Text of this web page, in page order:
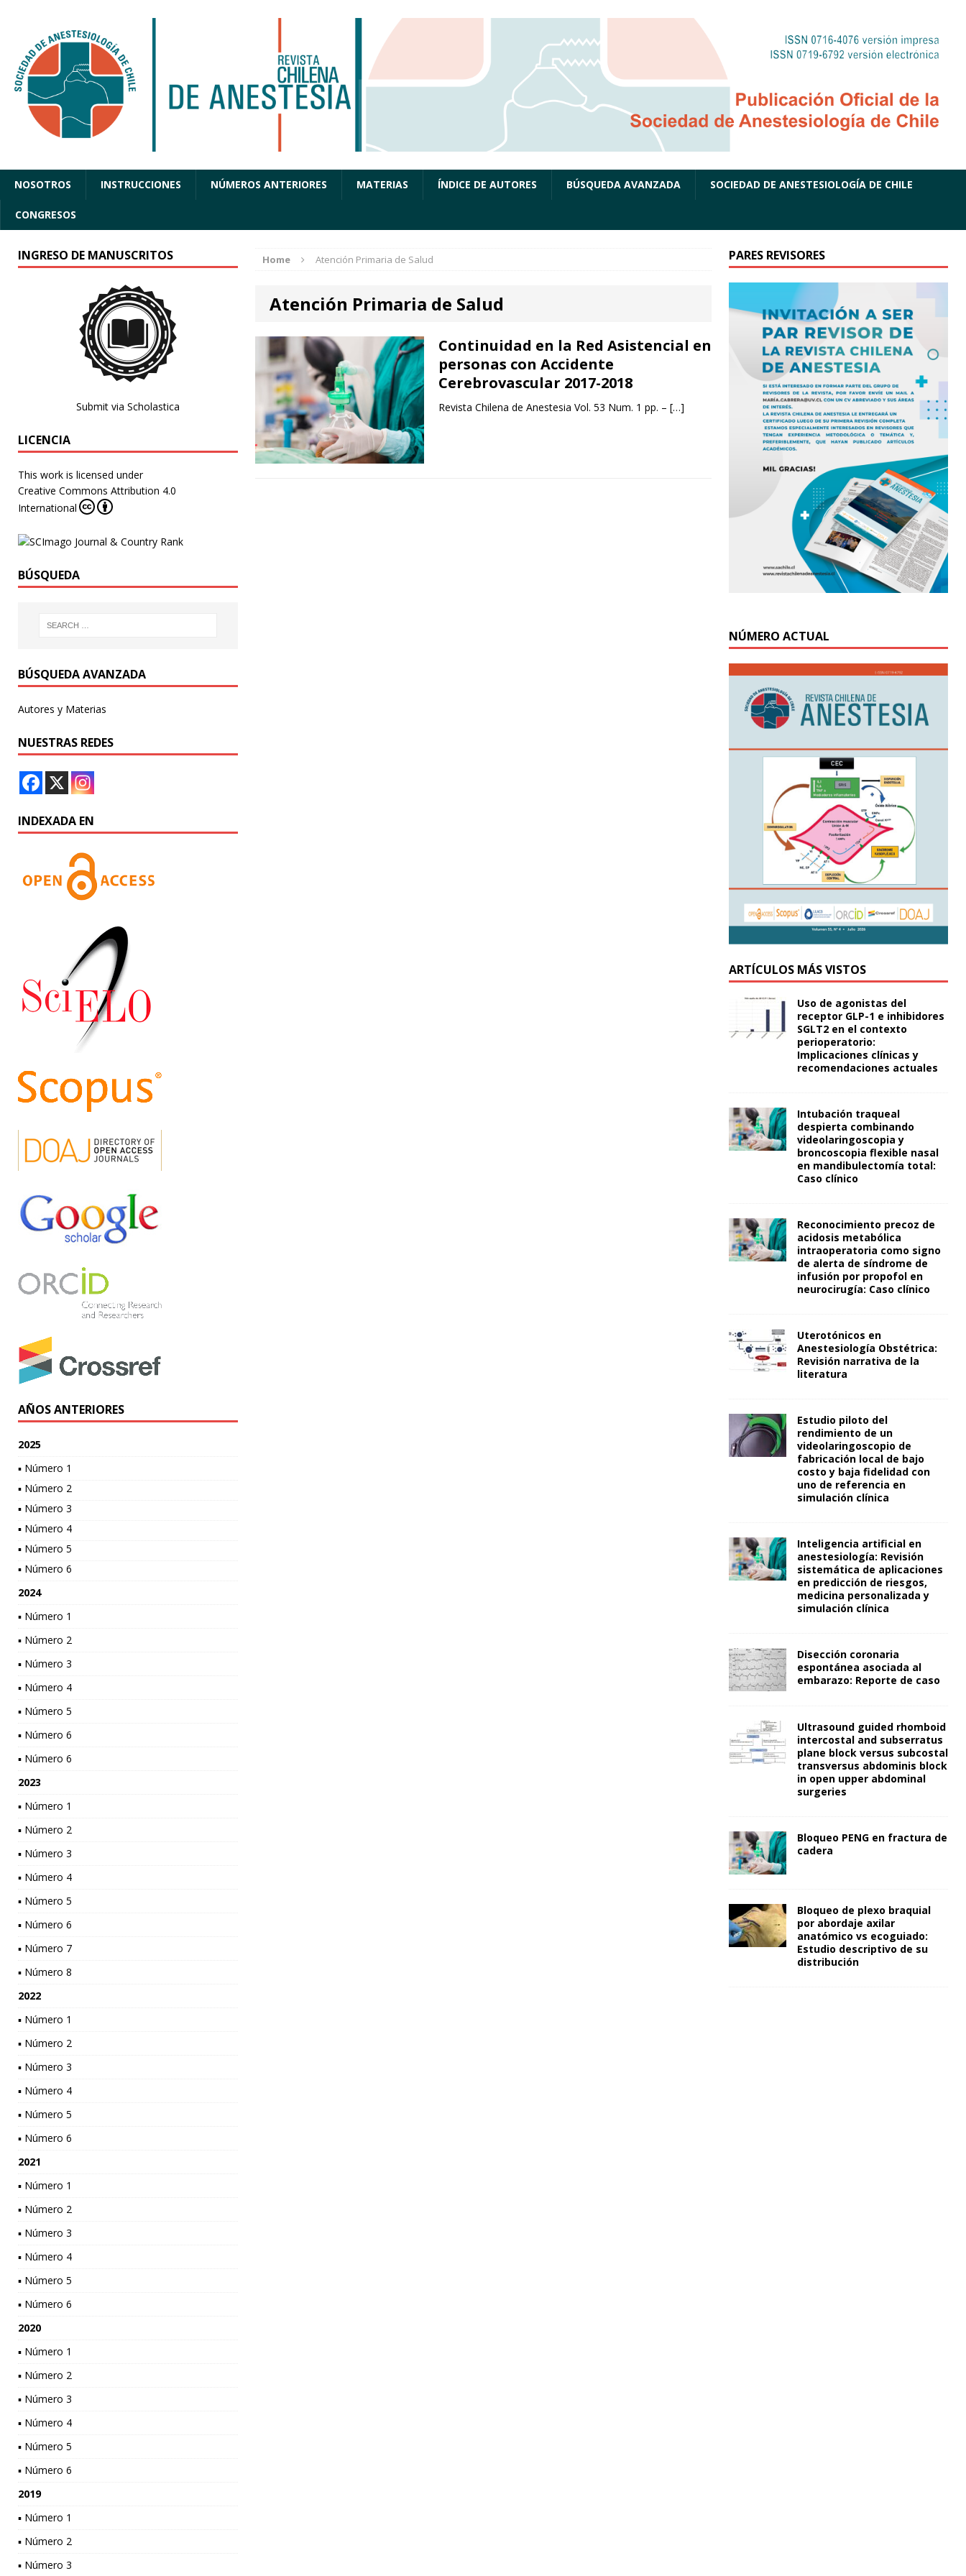
NOSOTROS INSTRUCCIONES NÚMEROS ANTERIORES MATERIAS ÍNDICE DE AUTORES BÚSQUEDA AVANZADA SOCIEDAD DE ANESTESIOLOGÍA DE CHILE
CONGRESOS
Home Atención Primaria de Salud
Atención Primaria de Salud
Continuidad en la Red Asistencial en
personas con Accidente
Cerebrovascular 2017-2018
Revista Chilena de Anestesia Vol. 53 Num. 1 pp. – […]
INGRESO DE MANUSCRITOS
Submit via Scholastica
LICENCIA
This work is licensed under
Creative Commons Attribution 4.0
International
BÚSQUEDA
BÚSQUEDA AVANZADA
Autores y Materias
NUESTRAS REDES
INDEXADA EN
AÑOS ANTERIORES
2025
▪ Número 1
▪ Número 2
▪ Número 3
▪ Número 4
▪ Número 5
▪ Número 6
2024
▪ Número 1
▪ Número 2
▪ Número 3
▪ Número 4
▪ Número 5
▪ Número 6
▪ Número 6
2023
▪ Número 1
▪ Número 2
▪ Número 3
▪ Número 4
▪ Número 5
▪ Número 6
▪ Número 7
▪ Número 8
2022
▪ Número 1
▪ Número 2
▪ Número 3
▪ Número 4
▪ Número 5
▪ Número 6
2021
▪ Número 1
▪ Número 2
▪ Número 3
▪ Número 4
▪ Número 5
▪ Número 6
2020
▪ Número 1
▪ Número 2
▪ Número 3
▪ Número 4
▪ Número 5
▪ Número 6
2019
▪ Número 1
▪ Número 2
▪ Número 3
PARES REVISORES
NÚMERO ACTUAL
ARTÍCULOS MÁS VISTOS
Uso de agonistas del
receptor GLP-1 e inhibidores
SGLT2 en el contexto
perioperatorio:
Implicaciones clínicas y
recomendaciones actuales
Intubación traqueal
despierta combinando
videolaringoscopia y
broncoscopia flexible nasal
en mandibulectomía total:
Caso clínico
Reconocimiento precoz de
acidosis metabólica
intraoperatoria como signo
de alerta de síndrome de
infusión por propofol en
neurocirugía: Caso clínico
Uterotónicos en
Anestesiología Obstétrica:
Revisión narrativa de la
literatura
Estudio piloto del
rendimiento de un
videolaringoscopio de
fabricación local de bajo
costo y baja fidelidad con
uno de referencia en
simulación clínica
Inteligencia artificial en
anestesiología: Revisión
sistemática de aplicaciones
en predicción de riesgos,
medicina personalizada y
simulación clínica
Disección coronaria
espontánea asociada al
embarazo: Reporte de caso
Ultrasound guided rhomboid
intercostal and subserratus
plane block versus subcostal
transversus abdominis block
in open upper abdominal
surgeries
Bloqueo PENG en fractura de
cadera
Bloqueo de plexo braquial
por abordaje axilar
anatómico vs ecoguiado:
Estudio descriptivo de su
distribución